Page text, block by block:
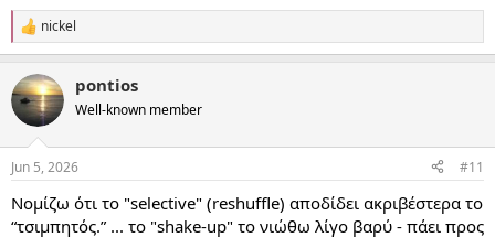
R
e
c
t
i
s
nickel
pontios
Well-known member
Jun 5, 2026 #11
Νομίζω ότι το "selective" (reshuffle) αποδίδει ακριβέστερα το
“τσιμπητός.” ... το "shake‑up" το νιώθω λίγο βαρύ - πάει προς